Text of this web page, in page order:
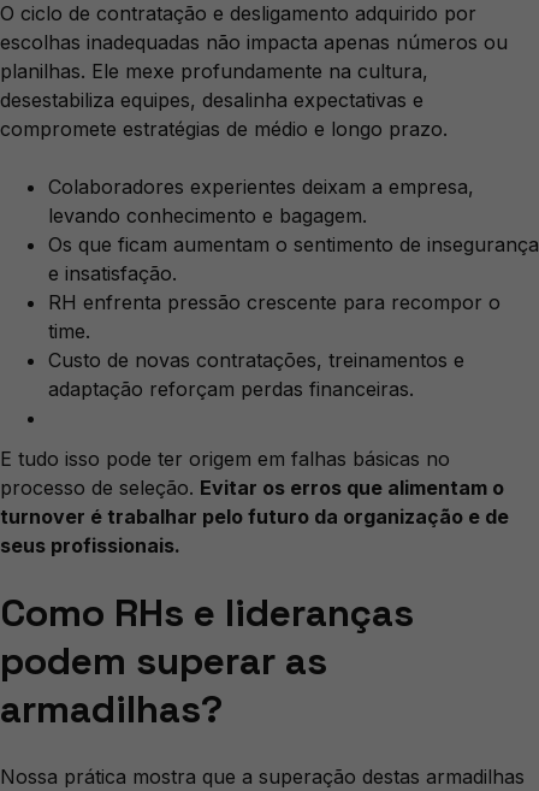
O ciclo de contratação e desligamento adquirido por
escolhas inadequadas não impacta apenas números ou
planilhas. Ele mexe profundamente na cultura,
desestabiliza equipes, desalinha expectativas e
compromete estratégias de médio e longo prazo.
Colaboradores experientes deixam a empresa,
levando conhecimento e bagagem.
Os que ficam aumentam o sentimento de insegurança
e insatisfação.
RH enfrenta pressão crescente para recompor o
time.
Custo de novas contratações, treinamentos e
adaptação reforçam perdas financeiras.
E tudo isso pode ter origem em falhas básicas no
processo de seleção. Evitar os erros que alimentam o
turnover é trabalhar pelo futuro da organização e de
seus profissionais.
Como RHs e lideranças
podem superar as
armadilhas?
Nossa prática mostra que a superação destas armadilhas